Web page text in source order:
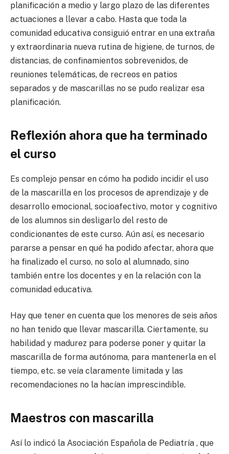
planificación a medio y largo plazo de las diferentes
actuaciones a llevar a cabo. Hasta que toda la
comunidad educativa consiguió entrar en una extraña
y extraordinaria nueva rutina de higiene, de turnos, de
distancias, de confinamientos sobrevenidos, de
reuniones telemáticas, de recreos en patios
separados y de mascarillas no se pudo realizar esa
planificación.
Reflexión ahora que ha terminado
el curso
Es complejo pensar en cómo ha podido incidir el uso
de la mascarilla en los procesos de aprendizaje y de
desarrollo emocional, socioafectivo, motor y cognitivo
de los alumnos sin desligarlo del resto de
condicionantes de este curso. Aún así, es necesario
pararse a pensar en qué ha podido afectar, ahora que
ha finalizado el curso, no solo al alumnado, sino
también entre los docentes y en la relación con la
comunidad educativa.
Hay que tener en cuenta que los menores de seis años
no han tenido que llevar mascarilla. Ciertamente, su
habilidad y madurez para poderse poner y quitar la
mascarilla de forma autónoma, para mantenerla en el
tiempo, etc. se veía claramente limitada y las
recomendaciones no la hacían imprescindible.
Maestros con mascarilla
Así lo indicó la Asociación Española de Pediatría , que